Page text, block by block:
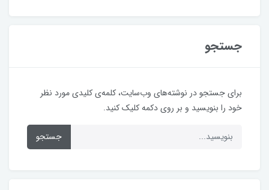
جستجو
برای جستجو در نوشته‌های وب‌سایت، کلمه‌ی کلیدی مورد نظر
خود را بنویسید و بر روی دکمه کلیک کنید.
جستجو